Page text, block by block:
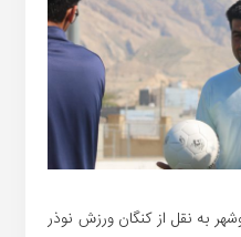
به نقل از کنگان ورزش نوذر